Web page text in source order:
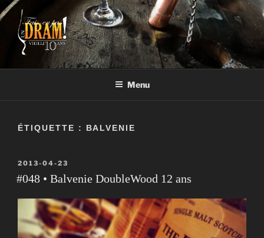
Aller
au
contenu
FAIS-EN PAS UN DRAM!
Un vrai blogue de péteux
Menu
ÉTIQUETTE : BALVENIE
PUBLIÉ
LE
2013-04-23
#048 • Balvenie DoubleWood 12 ans